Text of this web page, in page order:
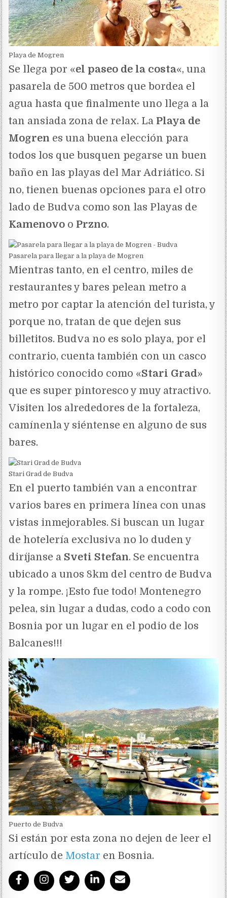
Playa de Mogren
Se llega por «el paseo de la costa«, una
pasarela de 500 metros que bordea el
agua hasta que finalmente uno llega a la
tan ansiada zona de relax. La Playa de
Mogren es una buena elección para
todos los que busquen pegarse un buen
baño en las playas del Mar Adriático. Si
no, tienen buenas opciones para el otro
lado de Budva como son las Playas de
Kamenovo o Przno.
Pasarela para llegar a la playa de Mogren
Mientras tanto, en el centro, miles de
restaurantes y bares pelean metro a
metro por captar la atención del turista, y
porque no, tratan de que dejen sus
billetitos. Budva no es solo playa, por el
contrario, cuenta también con un casco
histórico conocido como «Stari Grad»
que es super pintoresco y muy atractivo.
Visiten los alrededores de la fortaleza,
camínenla y siéntense en alguno de sus
bares.
Stari Grad de Budva
En el puerto también van a encontrar
varios bares en primera línea con unas
vistas inmejorables. Si buscan un lugar
de hotelería exclusiva no lo duden y
diríjanse a Sveti Stefan. Se encuentra
ubicado a unos 8km del centro de Budva
y la rompe. ¡Esto fue todo! Montenegro
pelea, sin lugar a dudas, codo a codo con
Bosnia por un lugar en el podio de los
Balcanes!!!
Puerto de Budva
Si están por esta zona no dejen de leer el
artículo de Mostar en Bosnia.